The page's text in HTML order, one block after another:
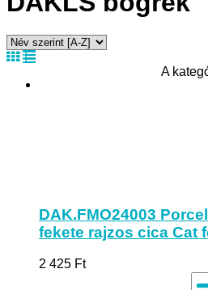
A
DAK.FMO24003
fekete rajzos cica Cat
2 425 Ft